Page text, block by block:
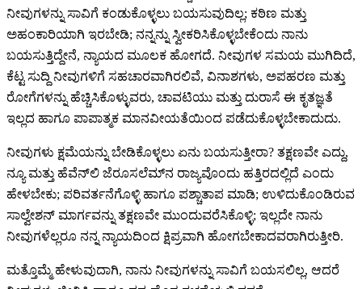
ನೀವುಗಳನ್ನು ಸಾವಿಗೆ ಕಂಡುಕೊಳ್ಳಲು ಬಯಸುವುದಿಲ್ಲ; ಕಠಿಣ ಮತ್ತು
ಅಹಂಕಾರಿಯಾಗಿ ಇರಬೇಡಿ; ನನ್ನನ್ನು ಸ್ವೀಕರಿಸಿಕೊಳ್ಳಬೇಕೆಂದು ನಾನು
ಬಯಸುತ್ತಿದ್ದೇನೆ, ನ್ಯಾಯದ ಮೂಲಕ ಹೋಗದೆ. ನೀವುಗಳ ಸಮಯ ಮುಗಿದಿದೆ,
ಕೆಟ್ಟ ಸುದ್ದಿ ನೀವುಗಳಿಗೆ ಸಹಚಾರವಾಗಿರಲಿವೆ, ವಿನಾಶಗಳು, ಅಪಹರಣ ಮತ್ತು
ರೋಗೆಗಳನ್ನು ಹೆಚ್ಚಿಸಿಕೊಳ್ಳುವರು, ಚಾವಟಿಯು ಮತ್ತು ದುರಾಸೆ ಈ ಕೃತಜ್ಞತೆ
ಇಲ್ಲದ ಹಾಗೂ ಪಾಪಾತ್ಮಕ ಮಾನವೀಯತೆಯಿಂದ ಪಡೆದುಕೊಳ್ಳಬೇಕಾದುದು.
ನೀವುಗಳು ಕ್ಷಮೆಯನ್ನು ಬೇಡಿಕೊಳ್ಳಲು ಏನು ಬಯಸುತ್ತೀರಾ? ತಕ್ಷಣವೇ ಎದ್ದು,
ನ್ಯೂ ಮತ್ತು ಹೆವೆನ್‌ಲಿ ಜೆರೂಸಲೆಮ್‌ನ ರಾಜ್ಯವೊಂದು ಹತ್ತಿರದಲ್ಲಿದೆ ಎಂದು
ಹೇಳಬೇಕು; ಪರಿವರ್ತನೆಗೊಳ್ಳಿ ಹಾಗೂ ಪಶ್ಚಾತಾಪ ಮಾಡಿ; ಉಳಿದುಕೊಂಡಿರುವ
ಸಾಲ್ವೇಶನ್ ಮಾರ್ಗವನ್ನು ತಕ್ಷಣವೇ ಮುಂದುವರೆಸಿಕೊಳ್ಳಿ; ಇಲ್ಲದೇ ನಾನು
ನೀವುಗಳೆಲ್ಲರೂ ನನ್ನ ನ್ಯಾಯದಿಂದ ಕ್ಷಿಪ್ರವಾಗಿ ಹೋಗಬೇಕಾದವರಾಗಿರುತ್ತೀರಿ.
ಮತ್ತೊಮ್ಮೆ ಹೇಳುವುದಾಗಿ, ನಾನು ನೀವುಗಳನ್ನು ಸಾವಿಗೆ ಬಯಸಲಿಲ್ಲ, ಆದರೆ